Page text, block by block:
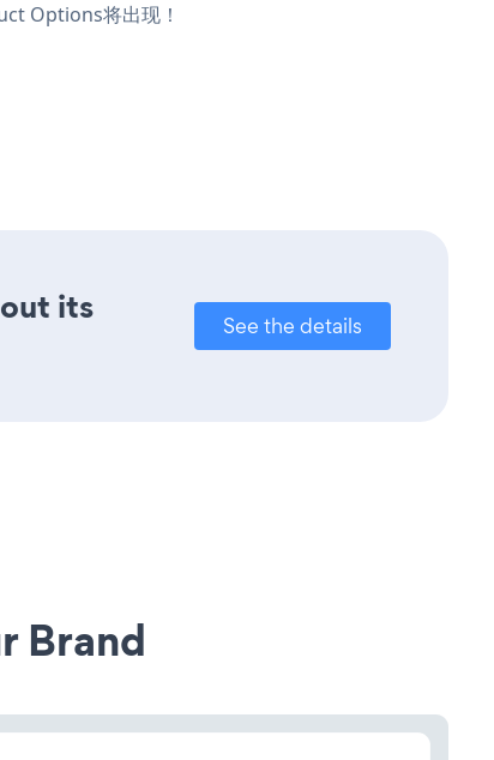
Options将出现！
its
See the details
Brand